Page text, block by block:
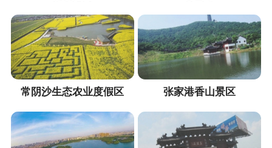
常阴沙生态农业度假区 张家港香山景区